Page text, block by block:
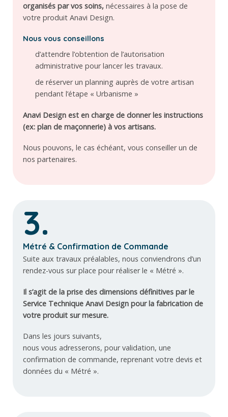
organisés par vos soins, nécessaires à la pose de
votre produit Anavi Design.
Nous vous conseillons
d’attendre l’obtention de l’autorisation
administrative pour lancer les travaux.
de réserver un planning auprès de votre artisan
pendant l’étape « Urbanisme »
Anavi Design est en charge de donner les instructions
(ex: plan de maçonnerie) à vos artisans.
Nous pouvons, le cas échéant, vous conseiller un de
nos partenaires.
3.
Métré & Confirmation de Commande
Suite aux travaux préalables, nous conviendrons d’un
rendez-vous sur place pour réaliser le « Métré ».
Il s’agit de la prise des dimensions définitives par le
Service Technique Anavi Design pour la fabrication de
votre produit sur mesure.
Dans les jours suivants,
nous vous adresserons, pour validation, une
confirmation de commande, reprenant votre devis et
données du « Métré ».